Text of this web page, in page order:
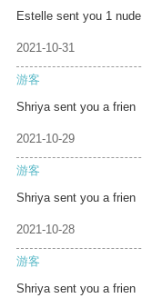
Estelle sent you 1 nude
2021-10-31
游客
Shriya sent you a frien
2021-10-29
游客
Shriya sent you a frien
2021-10-28
游客
Shriya sent you a frien